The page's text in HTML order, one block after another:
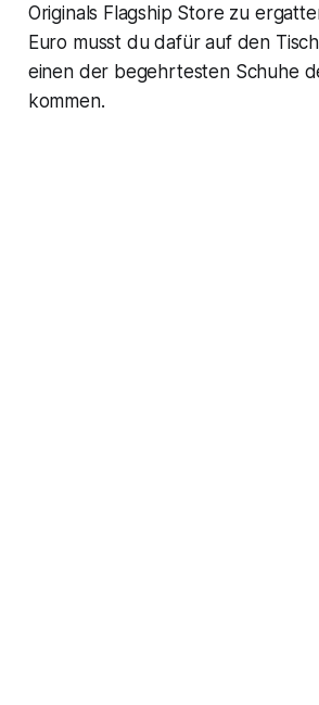
Originals Flagship Store zu
Euro musst du dafür auf den
einen der begehrtesten Schuhe
kommen.